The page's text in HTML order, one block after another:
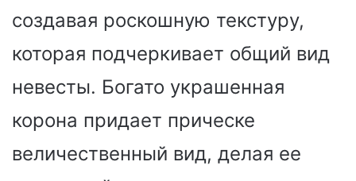
создавая роскошную текстуру,
которая подчеркивает общий вид
невесты. Богато украшенная
корона придает прическе
величественный вид, делая ее